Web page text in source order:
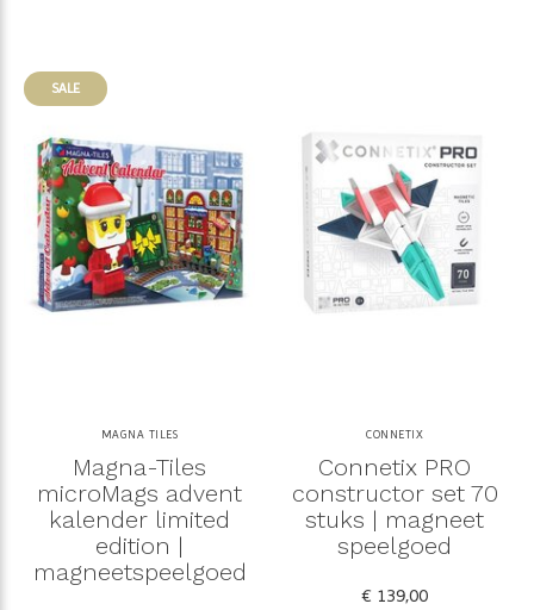
SALE
MAGNA TILES
Magna-Tiles
microMags advent
kalender limited
edition |
magneetspeelgoed
CONNETIX
Connetix PRO
constructor set 70
stuks | magneet
speelgoed
€ 139,00